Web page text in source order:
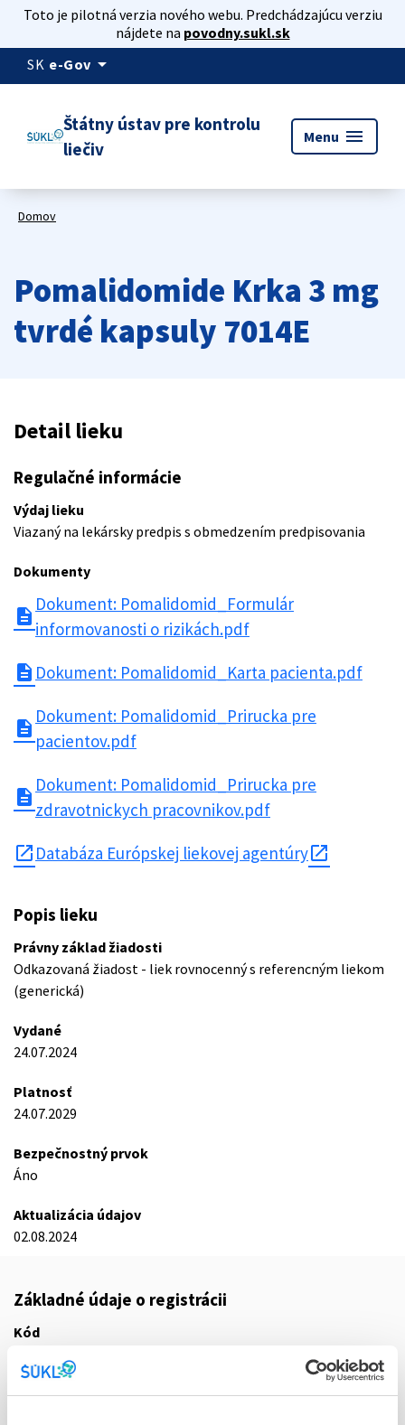
Toto je pilotná verzia nového webu. Predchádzajúcu verziu
nájdete na povodny.sukl.sk
SK e-Gov arrow_drop_down
Štátny ústav pre kontrolu
liečiv
Menu menu
Domov
Pomalidomide Krka 3 mg
tvrdé kapsuly 7014E
Detail lieku
Regulačné informácie
Výdaj lieku
Viazaný na lekársky predpis s obmedzením predpisovania
Dokumenty
description
Dokument: Pomalidomid_Formulár
informovanosti o rizikách.pdf
description Dokument: Pomalidomid_Karta pacienta.pdf
description
Dokument: Pomalidomid_Prirucka pre
pacientov.pdf
description
Dokument: Pomalidomid_Prirucka pre
zdravotnickych pracovnikov.pdf
open_in_new Databáza Európskej liekovej agentúry
Popis lieku
Právny základ žiadosti
Odkazovaná žiadost - liek rovnocenný s referencným liekom
(generická)
Vydané
24.07.2024
Platnosť
24.07.2029
Bezpečnostný prvok
Áno
Aktualizácia údajov
02.08.2024
Základné údaje o registrácii
Kód
Registračné číslo